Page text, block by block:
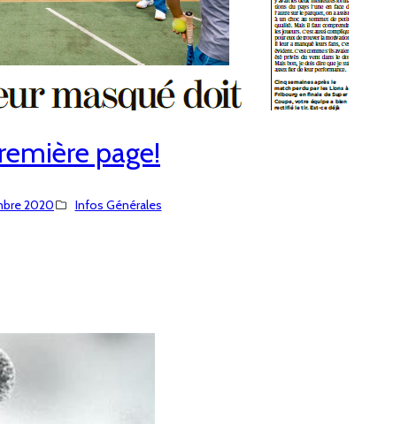
page!
2020 Infos Générales